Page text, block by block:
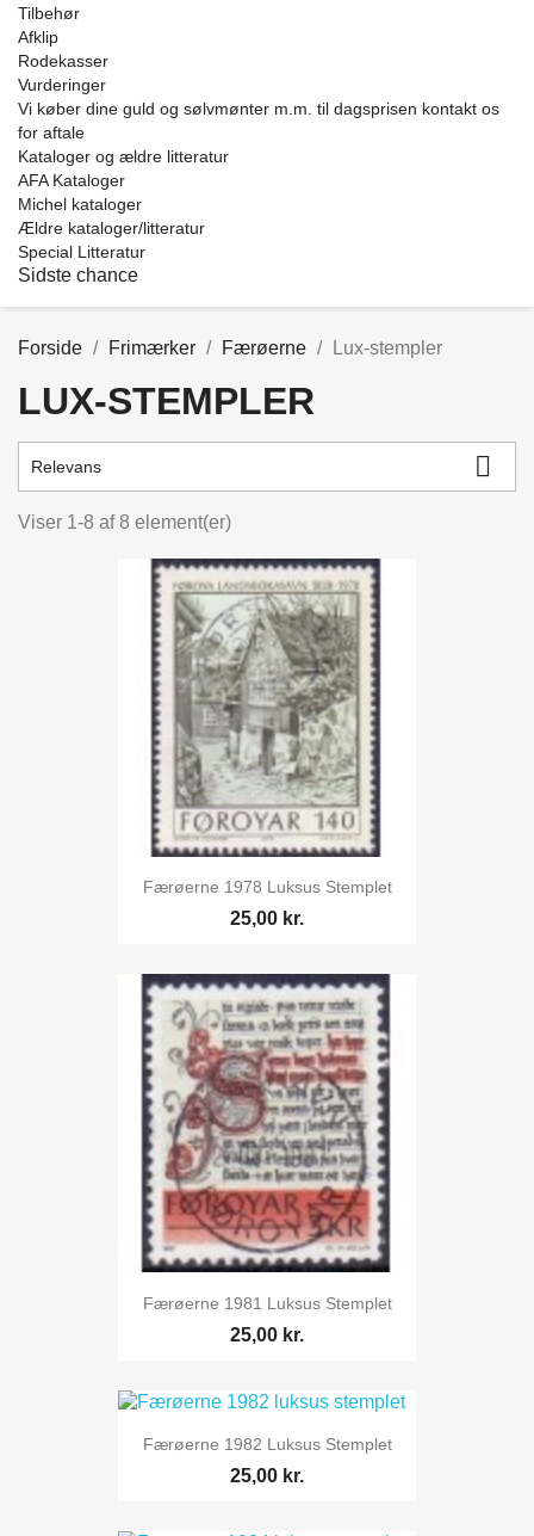
Tilbehør
Afklip
Rodekasser
Vurderinger
Vi køber dine guld og sølvmønter m.m. til dagsprisen kontakt os
for aftale
Kataloger og ældre litteratur
AFA Kataloger
Michel kataloger
Ældre kataloger/litteratur
Special Litteratur
Sidste chance
Forside Frimærker Færøerne Lux-stempler
Price
kr.
LUX-STEMPLER
Relevans 
Viser 1-8 af 8 element(er)
Færøerne 1978 Luksus Stemplet
25,00 kr.
Færøerne 1981 Luksus Stemplet
25,00 kr.
Færøerne 1982 Luksus Stemplet
25,00 kr.